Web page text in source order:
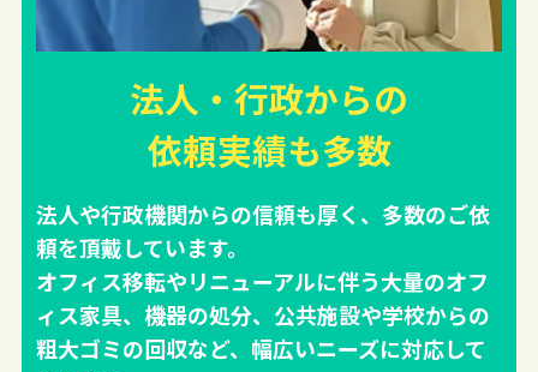
法人・行政からの
依頼実績も多数
法人や行政機関からの信頼も厚く、多数のご依
頼を頂戴しています。
オフィス移転やリニューアルに伴う大量のオフ
ィス家具、機器の処分、公共施設や学校からの
粗大ゴミの回収など、幅広いニーズに対応して